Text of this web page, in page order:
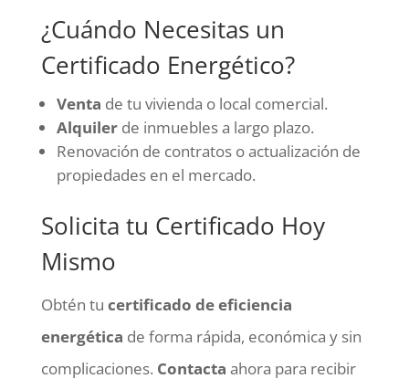
¿Cuándo Necesitas un
Certificado Energético?
Venta de tu vivienda o local comercial.
Alquilerde inmuebles a largo plazo.
Renovación de contratos o actualización de
propiedades en el mercado.
Solicita tu Certificado Hoy
Mismo
Obtén tu certificado de eficiencia
energética de forma rápida, económica y sin
complicaciones. Contacta ahora para recibir